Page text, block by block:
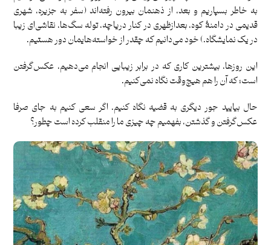
به خاطر بسپاریم و بعد، از ذهنمان بیرون رفته‌اند (سفر به جزیره، شهری
قدیمی در دامنۀ کوه، بعدازظهری در کنار دریاچه، توله‌ سگ‌ها، نقاشی‌ای زیبا
در یک نمایشگاه.) خود می‌دانیم که چقدر از خواسته‌هایمان دور هستیم.
این روزها، بیشترین کاری که در برابر زیبایی انجام می‌دهیم، عکس‌گرفتن
است؛ که آن را هم هیچ‌وقت نگاه نمی‌کنیم.
حال بیایید جور دیگری به قضیه نگاه کنیم. اگر سعی کنیم به جای صرفا
عکس‌گرفتن و گذشتن، بفهمیم چه چیزی ما را منقلب کرده است چطور؟